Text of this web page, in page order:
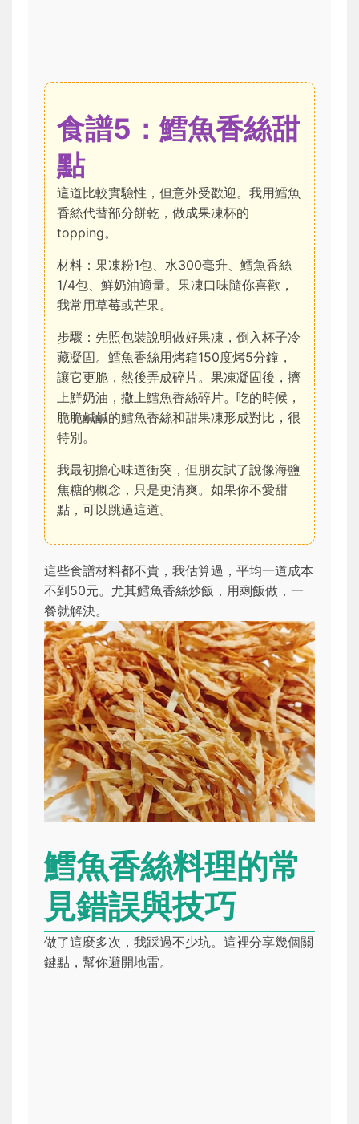
食譜5：鱈魚香絲甜
點
這道比較實驗性，但意外受歡迎。我用鱈魚
香絲代替部分餅乾，做成果凍杯的
topping。
材料：果凍粉1包、水300毫升、鱈魚香絲
1/4包、鮮奶油適量。果凍口味隨你喜歡，
我常用草莓或芒果。
步驟：先照包裝說明做好果凍，倒入杯子冷
藏凝固。鱈魚香絲用烤箱150度烤5分鐘，
讓它更脆，然後弄成碎片。果凍凝固後，擠
上鮮奶油，撒上鱈魚香絲碎片。吃的時候，
脆脆鹹鹹的鱈魚香絲和甜果凍形成對比，很
特別。
我最初擔心味道衝突，但朋友試了說像海鹽
焦糖的概念，只是更清爽。如果你不愛甜
點，可以跳過這道。
這些食譜材料都不貴，我估算過，平均一道成本
不到50元。尤其鱈魚香絲炒飯，用剩飯做，一
餐就解決。
鱈魚香絲料理的常
見錯誤與技巧
做了這麼多次，我踩過不少坑。這裡分享幾個關
鍵點，幫你避開地雷。